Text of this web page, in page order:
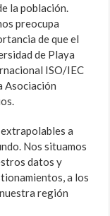
la población.
preocupa
de que el
de Playa
ISO/IEC
Asociación
a
Nos situamos
datos y
a los
región